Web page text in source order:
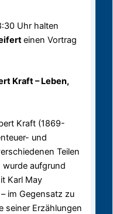
Uhr halten
einen Vortrag
Kraft – Leben,
Kraft (1869-
und
Teilen
wurde aufgrund
Karl May
im Gegensatz zu
seiner Erzählungen